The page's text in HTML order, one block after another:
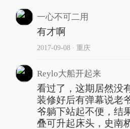
一心不可二用
有才啊
2017-09-08∙ 重庆
Reylo大船开起来
看过了，这期居然没
装修好后有弹幕说老
爷躺下站起不便，结
叠可升起床头，史南